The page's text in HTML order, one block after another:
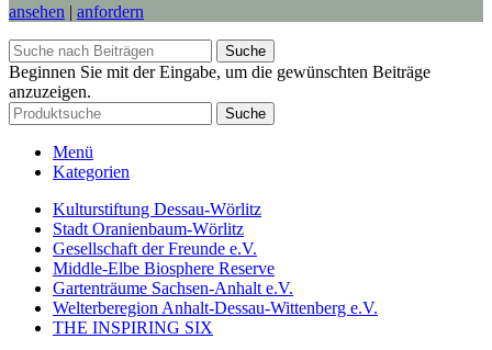
ansehen | anfordern
Suche
Beginnen Sie mit der Eingabe, um die gewünschten Beiträge
anzuzeigen.
Suche
Menü
Kategorien
Kulturstiftung Dessau-Wörlitz
Stadt Oranienbaum-Wörlitz
Gesellschaft der Freunde e.V.
Middle-Elbe Biosphere Reserve
Gartenträume Sachsen-Anhalt e.V.
Welterberegion Anhalt-Dessau-Wittenberg e.V.
THE INSPIRING SIX